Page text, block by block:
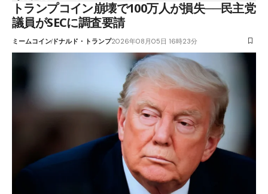
トランプコイン崩壊で100万人が損失──民主党
議員がSECに調査要請
ミームコインドナルド・トランプ2026年08月05日 16時23分